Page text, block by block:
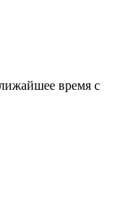
время с